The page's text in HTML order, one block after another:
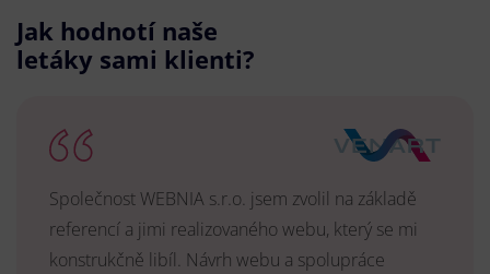
Jak hodnotí naše
letáky sami klienti?
Společnost WEBNIA s.r.o. jsem zvolil na základě
referencí a jimi realizovaného webu, který se mi
konstrukčně libíl. Návrh webu a spolupráce